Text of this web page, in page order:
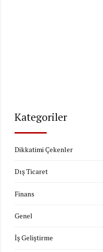
Kategoriler
Dikkatimi Çekenler
Dış Ticaret
Finans
Genel
İş Geliştirme